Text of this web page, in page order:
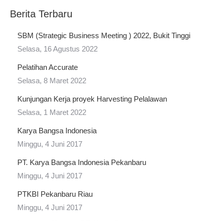
Berita Terbaru
SBM (Strategic Business Meeting ) 2022, Bukit Tinggi
Selasa, 16 Agustus 2022
Pelatihan Accurate
Selasa, 8 Maret 2022
Kunjungan Kerja proyek Harvesting Pelalawan
Selasa, 1 Maret 2022
Karya Bangsa Indonesia
Minggu, 4 Juni 2017
PT. Karya Bangsa Indonesia Pekanbaru
Minggu, 4 Juni 2017
PTKBI Pekanbaru Riau
Minggu, 4 Juni 2017